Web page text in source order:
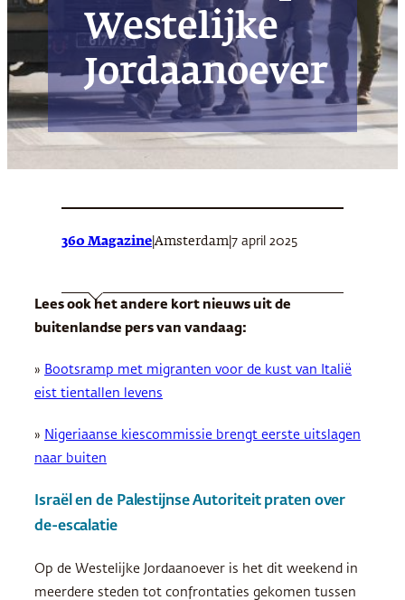
Westelijke
Jordaanoever
360 Magazine Amsterdam 7 april 2025
Lees ook het andere kort nieuws uit de
buitenlandse pers van vandaag:
» Bootsramp met migranten voor de kust van Italië
eist tientallen levens
» Nigeriaanse kiescommissie brengt eerste uitslagen
naar buiten
Israël en de Palestijnse Autoriteit praten over
de-escalatie
Op de Westelijke Jordaanoever is het dit weekend in
meerdere steden tot confrontaties gekomen tussen